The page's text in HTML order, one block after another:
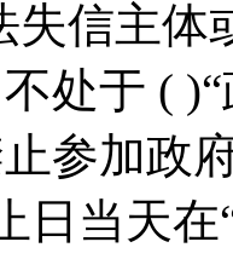
失信主
处于 (
参加政
日当天